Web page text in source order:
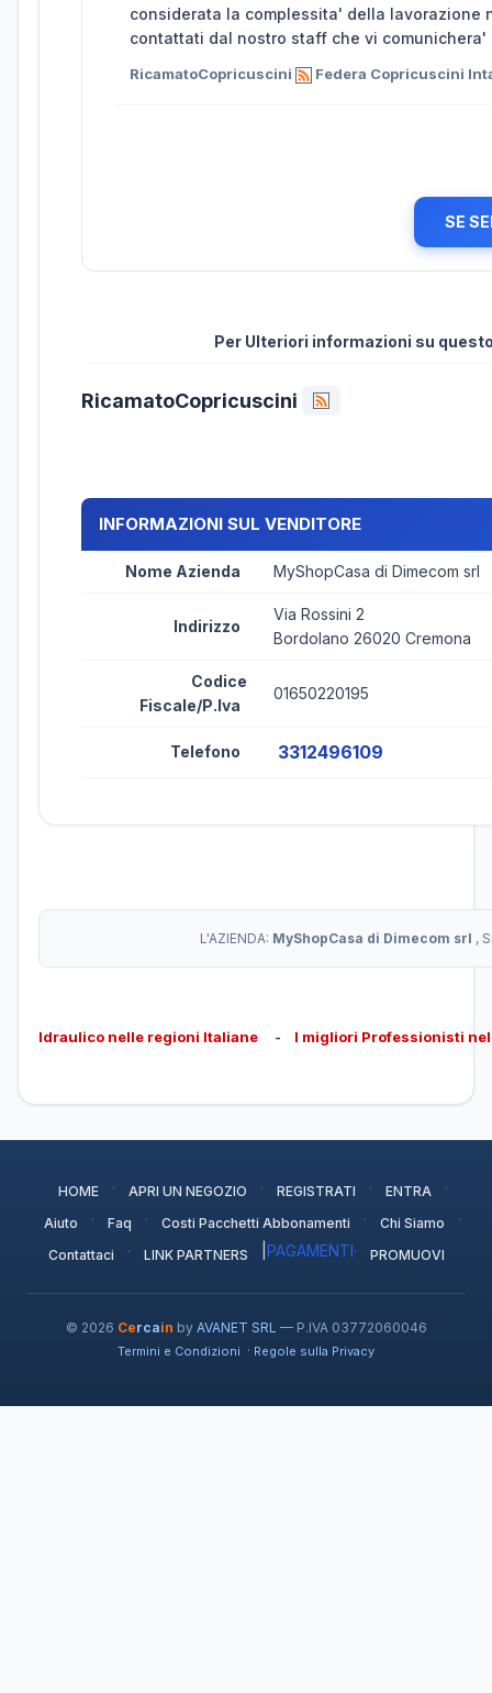
considerata la complessita' della
contattati dal nostro staff che vi
RicamatoCopricuscini Federa Copricuscini
SE
Per Ulteriori informazioni su
RicamatoCopricuscini
INFORMAZIONI SUL VENDITORE
Nome Azienda MyShopCasa di Dimecom srl
Indirizzo
Via Rossini 2
Bordolano 26020 Cremona
Codice
Fiscale/P.Iva
01650220195
Telefono 3312496109
L'AZIENDA: MyShopCasa di Dimecom srl ,
Idraulico nelle regioni Italiane - I migliori Professionisti
HOME · APRI UN NEGOZIO · REGISTRATI · ENTRA ·
Aiuto · Faq · Costi Pacchetti Abbonamenti · Chi Siamo ·
Contattaci · LINK PARTNERS PAGAMENTI· PROMUOVI
© 2026 Cercain by AVANET SRL — P.IVA 03772060046
Termini e Condizioni · Regole sulla Privacy